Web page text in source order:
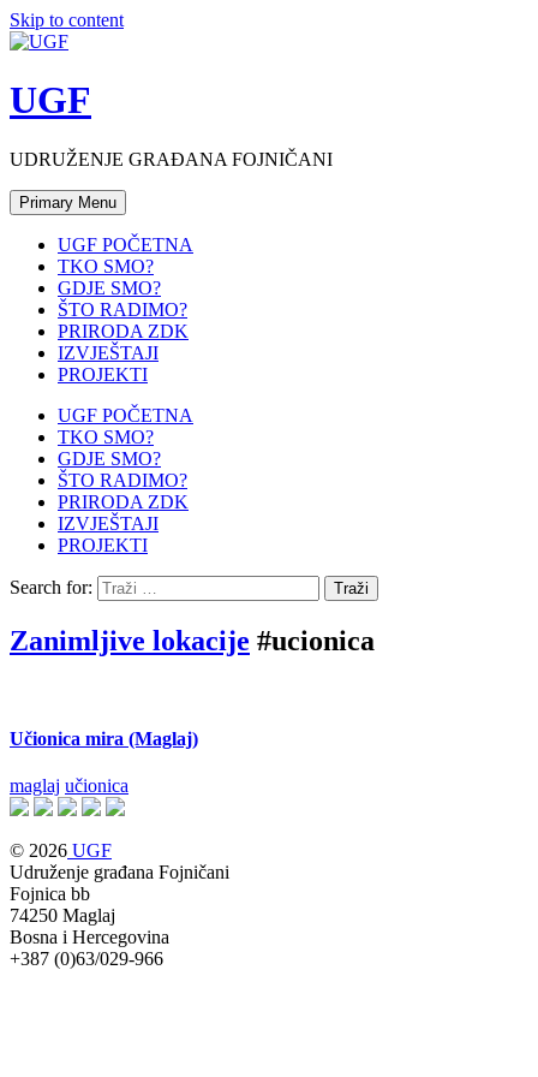
Skip to content
UGF
UDRUŽENJE GRAĐANA FOJNIČANI
Primary Menu
UGF POČETNA
TKO SMO?
GDJE SMO?
ŠTO RADIMO?
PRIRODA ZDK
IZVJEŠTAJI
PROJEKTI
UGF POČETNA
TKO SMO?
GDJE SMO?
ŠTO RADIMO?
PRIRODA ZDK
IZVJEŠTAJI
PROJEKTI
Search for:
Zanimljive lokacije #ucionica
Učionica mira (Maglaj)
maglaj učionica
© 2026 UGF
Udruženje građana Fojničani
Fojnica bb
74250 Maglaj
Bosna i Hercegovina
+387 (0)63/029-966